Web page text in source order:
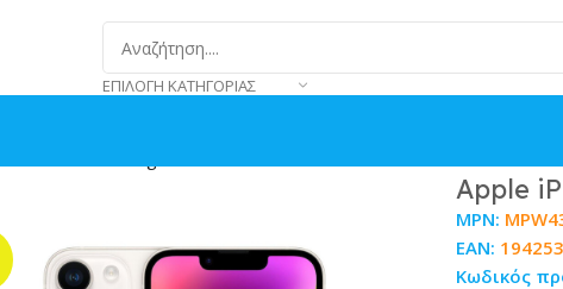
ΕΠΙΛΟΓΉ ΚΑΤΗΓΟΡΊΑΣ
Apple
MPN:
EAN:
Κωδικός